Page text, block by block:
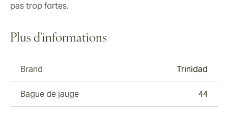
pas trop fortes.
Plus d'informations
Brand Trinidad
Bague de jauge 44